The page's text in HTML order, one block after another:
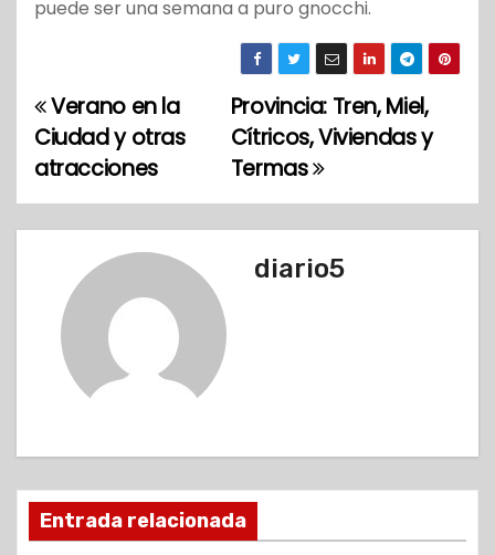
puede ser una semana a puro gnocchi.
N
a
v
ó
n
Provincia: Tren, Miel,
Cítricos, Viviendas y
Termas
Verano en la
Ciudad y otras
atracciones
diario5
Entrada relacionada